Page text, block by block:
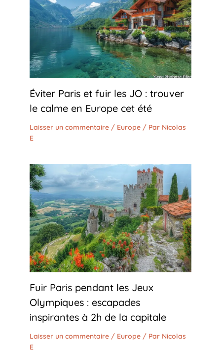
Éviter Paris et fuir les JO : trouver
le calme en Europe cet été
Laisser un commentaire / Europe / Par Nicolas
E
Fuir Paris pendant les Jeux
Olympiques : escapades
inspirantes à 2h de la capitale
Laisser un commentaire / Europe / Par Nicolas
E